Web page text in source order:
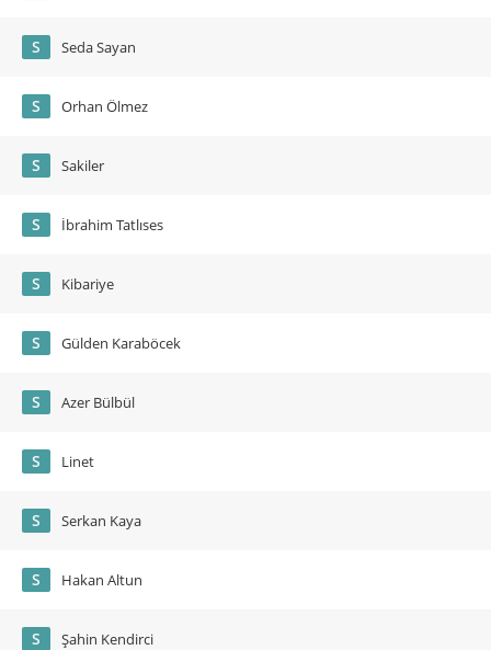
S Seda Sayan
S Orhan Ölmez
S Sakiler
S İbrahim Tatlıses
S Kibariye
S Gülden Karaböcek
S Azer Bülbül
S Linet
S Serkan Kaya
S Hakan Altun
S Şahin Kendirci